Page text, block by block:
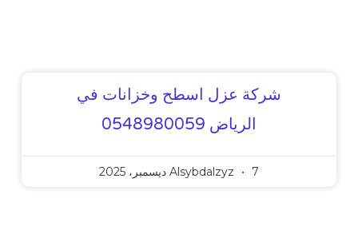
شركة عزل اسطح وخزانات في
الرياض 0548980059
Alsybdalzyz 7 ديسمبر، 2025